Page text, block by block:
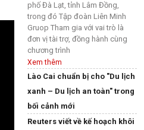
phố Đà Lạt, tỉnh Lâm Đồng,
trong đó Tập đoàn Liên Minh
Gruop Tham gia với vai trò là
đơn vị tài trợ, đồng hành cùng
chương trình
Xem thêm
Lào Cai chuẩn bị cho "Du lịch
xanh – Du lịch an toàn" trong
bối cảnh mới
Reuters viết về kế hoạch khôi